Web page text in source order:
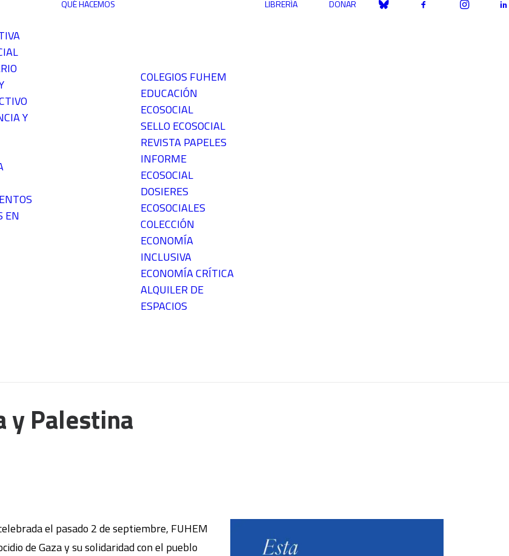
Y
EN
QUÉ HACEMOS
COLEGIOS FUHEM
EDUCACIÓN
ECOSOCIAL
SELLO ECOSOCIAL
REVISTA PAPELES
INFORME
ECOSOCIAL
DOSIERES
ECOSOCIALES
COLECCIÓN
ECONOMÍA
INCLUSIVA
ECONOMÍA CRÍTICA
ALQUILER DE
ESPACIOS
LIBRERÍA DONAR
y Palestina
el pasado 2 de septiembre, FUHEM
de Gaza y su solidaridad con el pueblo